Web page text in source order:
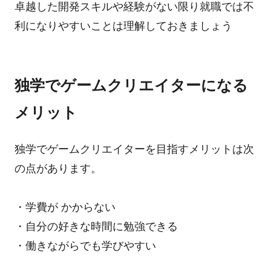
卓越した開発スキルや経験がない限り就職では不
利になりやすいことは理解しておきましょう
独学でゲームクリエイターになる
メリット
独学でゲームクリエイターを目指すメリットは次
の点があります。
・学費が かからない
・自分の好きな時間に勉強できる
・働きながらでも学びやすい